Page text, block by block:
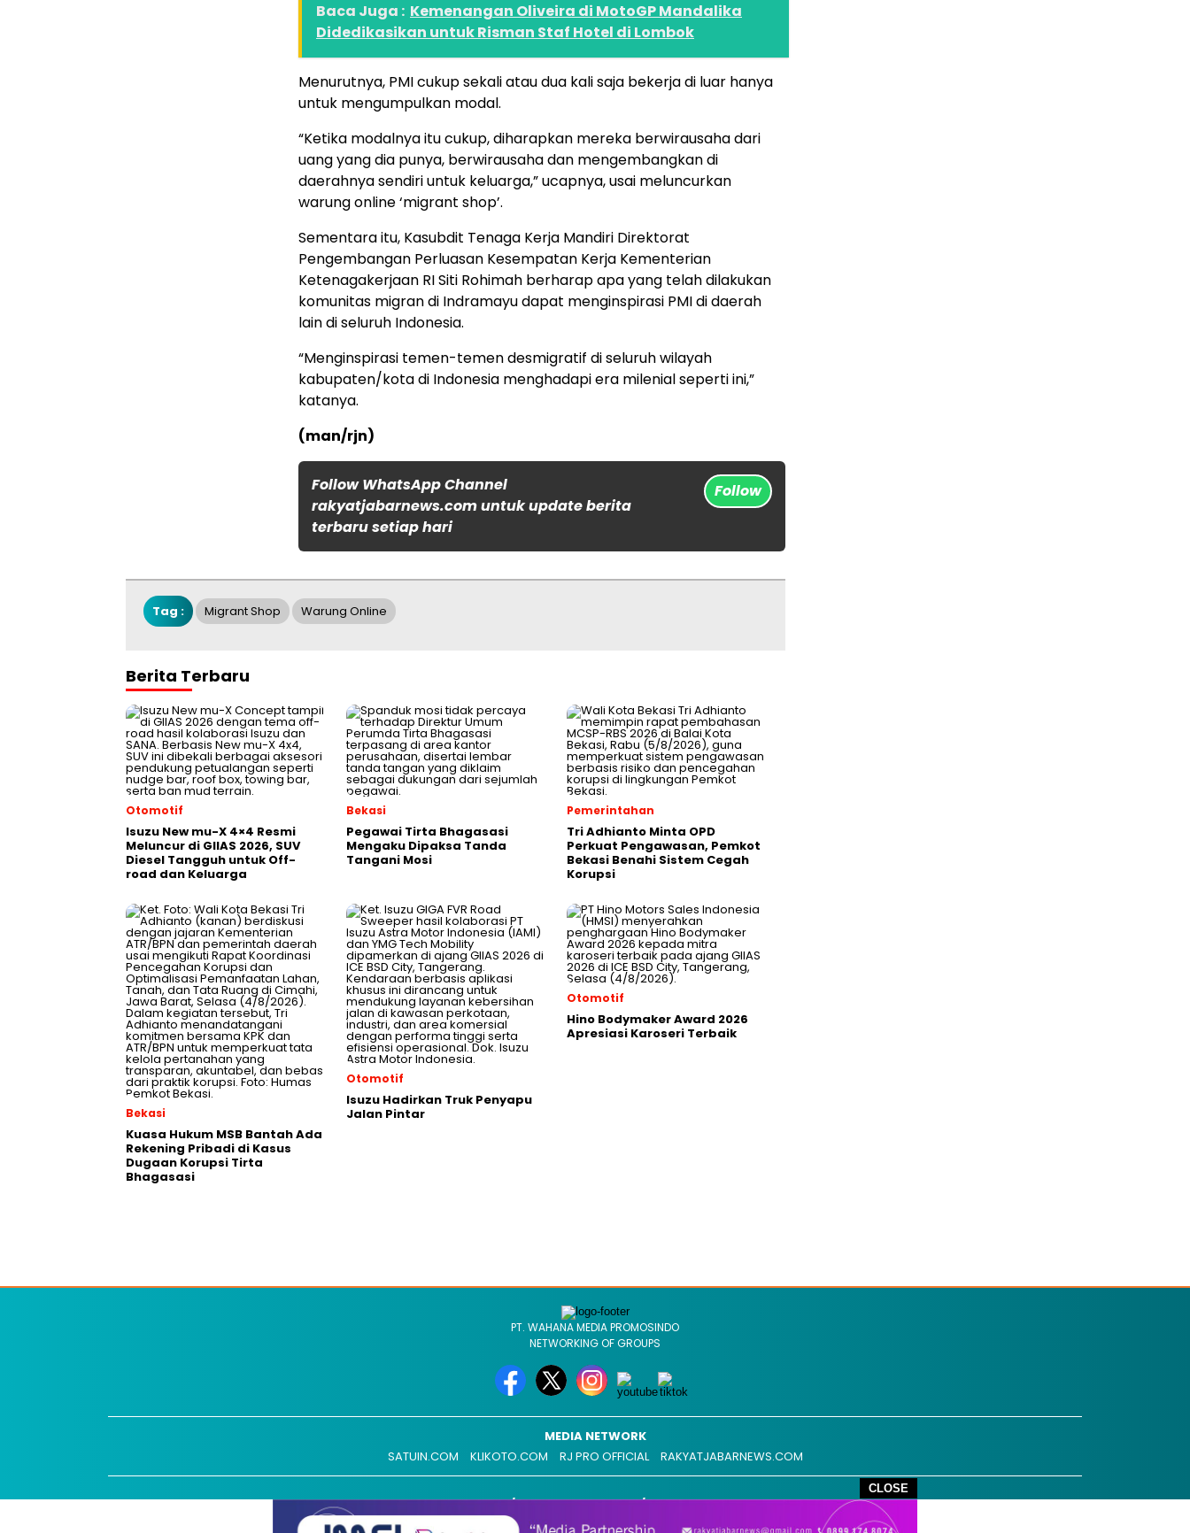
CLOSE
Baca Juga : Kemenangan Oliveira di MotoGP Mandalika
Didedikasikan untuk Risman Staf Hotel di Lombok
Menurutnya, PMI cukup sekali atau dua kali saja bekerja di luar hanya
untuk mengumpulkan modal.
“Ketika modalnya itu cukup, diharapkan mereka berwirausaha dari
uang yang dia punya, berwirausaha dan mengembangkan di
daerahnya sendiri untuk keluarga,” ucapnya, usai meluncurkan
warung online ‘migrant shop’.
Sementara itu, Kasubdit Tenaga Kerja Mandiri Direktorat
Pengembangan Perluasan Kesempatan Kerja Kementerian
Ketenagakerjaan RI Siti Rohimah berharap apa yang telah dilakukan
komunitas migran di Indramayu dapat menginspirasi PMI di daerah
lain di seluruh Indonesia.
“Menginspirasi temen-temen desmigratif di seluruh wilayah
kabupaten/kota di Indonesia menghadapi era milenial seperti ini,”
katanya.
(man/rjn)
Follow WhatsApp Channel
rakyatjabarnews.com untuk update berita
terbaru setiap hari
Follow
Tag : Migrant Shop Warung Online
Berita Terbaru
Otomotif
Isuzu New mu-X 4×4 Resmi
Meluncur di GIIAS 2026, SUV
Diesel Tangguh untuk Off-
road dan Keluarga
Bekasi
Pegawai Tirta Bhagasasi
Mengaku Dipaksa Tanda
Tangani Mosi
Pemerintahan
Tri Adhianto Minta OPD
Perkuat Pengawasan, Pemkot
Bekasi Benahi Sistem Cegah
Korupsi
Bekasi
Kuasa Hukum MSB Bantah Ada
Rekening Pribadi di Kasus
Dugaan Korupsi Tirta
Bhagasasi
Otomotif
Isuzu Hadirkan Truk Penyapu
Jalan Pintar
Otomotif
Hino Bodymaker Award 2026
Apresiasi Karoseri Terbaik
PT. WAHANA MEDIA PROMOSINDO
NETWORKING OF GROUPS
MEDIA NETWORK
SATUIN.COM
KLIKOTO.COM RJ PRO OFFICIAL RAKYATJABARNEWS.COM
REDAKSI ADVERTISEMENT MEDIA SIBER